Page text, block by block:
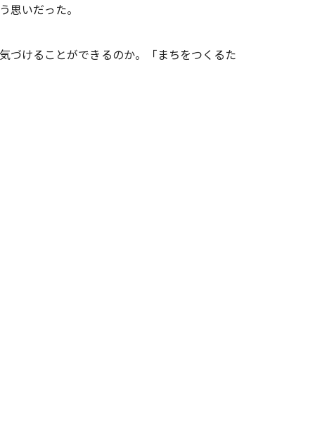
思いだった。
づけることができるのか。「まちをつくるた